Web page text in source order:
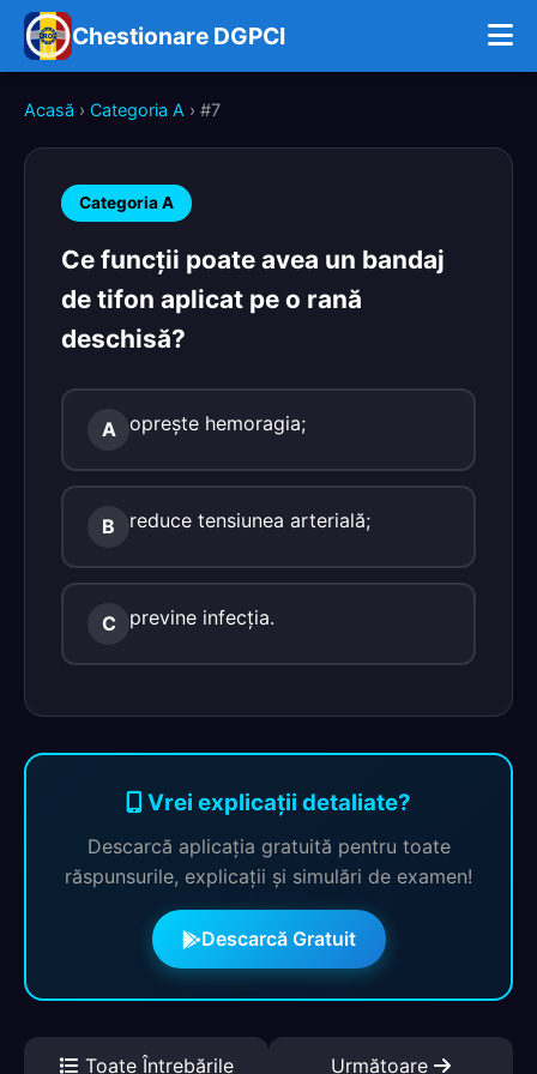
Chestionare DGPCI
Acasă › Categoria A › #7
Categoria A
Ce funcţii poate avea un bandaj
de tifon aplicat pe o rană
deschisă?
A oprește hemoragia;
B reduce tensiunea arterială;
C previne infecția.
Vrei explicații detaliate?
Descarcă aplicația gratuită pentru toate
răspunsurile, explicații și simulări de examen!
Descarcă Gratuit
Toate Întrebările Următoare